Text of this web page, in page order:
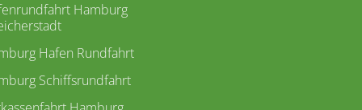
Hamburg
Hafen Rundfahrt
Schiffsrundfahrt